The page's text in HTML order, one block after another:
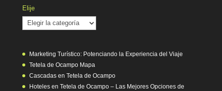
Elije
Elije
Marketing Turístico: Potenciando la Experiencia del Viaje
Tetela de Ocampo Mapa
Cascadas en Tetela de Ocampo
Hoteles en Tetela de Ocampo – Las Mejores Opciones de